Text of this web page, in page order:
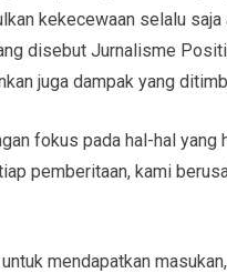
kekecewaan selalu
disebut Jurnalisme
juga dampak yang
fokus pada hal-hal yang
pemberitaan, kami
mendapatkan